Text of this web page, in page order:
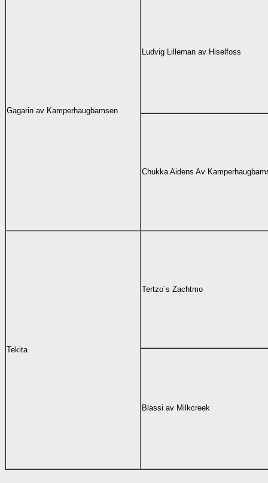
Gagarin av Kamperhaugbamsen
Ludvig Lilleman av Hiselfoss
Chukka Aidens Av
Tekita
Tertzo´s Zachtmo
Blassi av Milkcreek